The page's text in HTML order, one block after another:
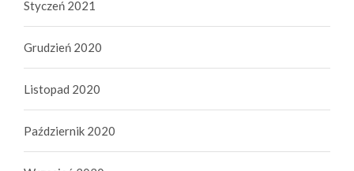
Styczeń 2021
Grudzień 2020
Listopad 2020
Październik 2020